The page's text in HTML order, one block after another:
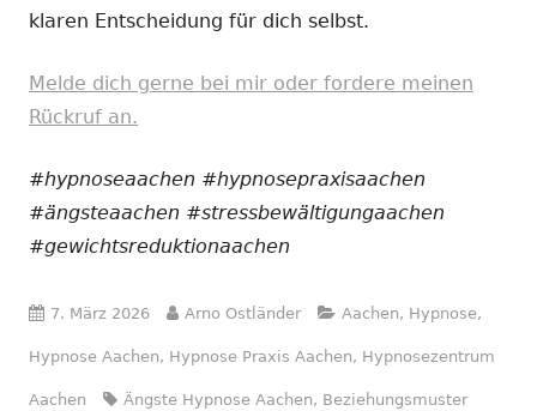
klaren Entscheidung für dich selbst.
Melde dich gerne bei mir oder fordere meinen
Rückruf an.
#hypnoseaachen #hypnosepraxisaachen
#ängsteaachen #stressbewältigungaachen
#gewichtsreduktionaachen
Veröffentlicht
am
7. März 2026 Autor
Arno Ostländer Kategorien
Aachen, Hypnose,
Hypnose Aachen, Hypnose Praxis Aachen, Hypnosezentrum
Aachen Schlagwörter
Ängste Hypnose Aachen, Beziehungsmuster